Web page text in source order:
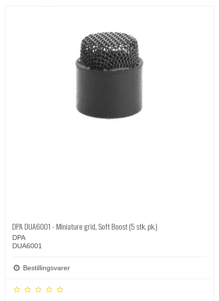
DPA DUA6001 - Miniature grid, Soft Boost (5 stk. pk.)
DPA
DUA6001
Bestillingsvarer